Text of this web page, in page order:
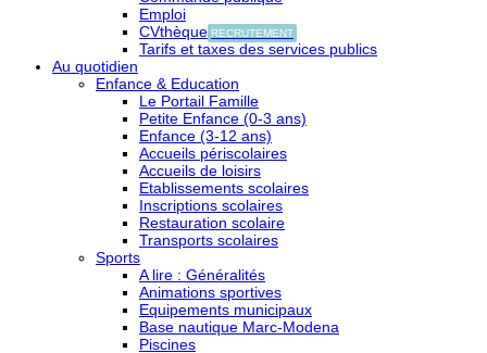
Emploi
CVthèque RECRUTEMENT
Tarifs et taxes des services publics
Au quotidien
Enfance & Education
Le Portail Famille
Petite Enfance (0-3 ans)
Enfance (3-12 ans)
Accueils périscolaires
Accueils de loisirs
Etablissements scolaires
Inscriptions scolaires
Restauration scolaire
Transports scolaires
Sports
A lire : Généralités
Animations sportives
Equipements municipaux
Base nautique Marc-Modena
Piscines